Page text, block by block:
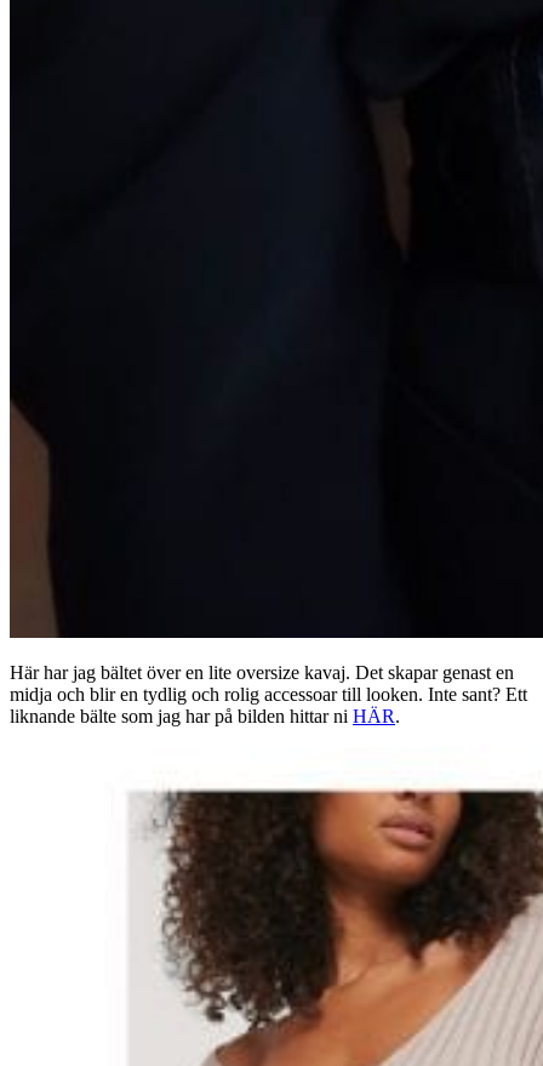
Här har jag bältet över en lite oversize kavaj. Det skapar genast en
midja och blir en tydlig och rolig accessoar till looken. Inte sant? Ett
liknande bälte som jag har på bilden hittar ni HÄR.